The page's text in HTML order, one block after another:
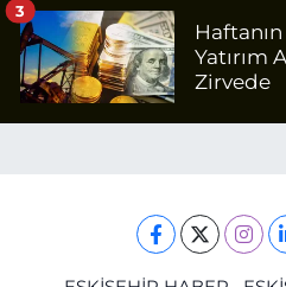
Yatırım
Zirvede
3